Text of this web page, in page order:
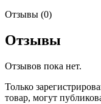
Отзывы (0)
Отзывы
Отзывов пока нет.
Только
товар, могут